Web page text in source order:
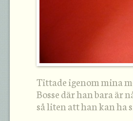
Tittade igenom mina
Bosse där han bara är
så liten att han kan ha